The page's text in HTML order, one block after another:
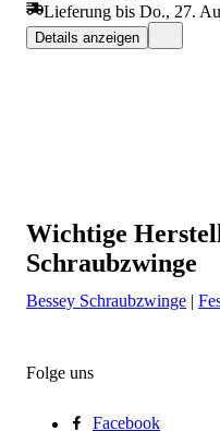
Lieferung bis Do., 27.
Details anzeigen
Wichtige
Schraubzwinge
Bessey Schraubzwinge |
Folge uns
Facebook